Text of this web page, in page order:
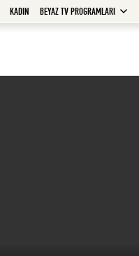
KADIN BEYAZ TV PROGRAMLARI